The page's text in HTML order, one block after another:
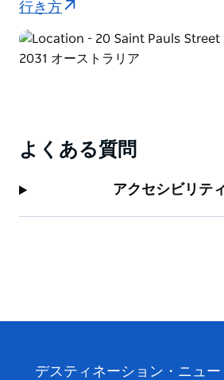
行き方
よくある質問
アクセシビリテ
デスティネーション・ニュ